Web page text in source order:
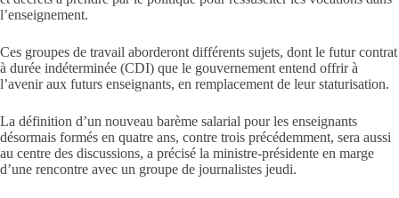
l’enseignement.
Ces groupes de travail aborderont différents sujets, dont le futur contrat
à durée indéterminée (CDI) que le gouvernement entend offrir à
l’avenir aux futurs enseignants, en remplacement de leur staturisation.
La définition d’un nouveau barème salarial pour les enseignants
désormais formés en quatre ans, contre trois précédemment, sera aussi
au centre des discussions, a précisé la ministre-présidente en marge
d’une rencontre avec un groupe de journalistes jeudi.